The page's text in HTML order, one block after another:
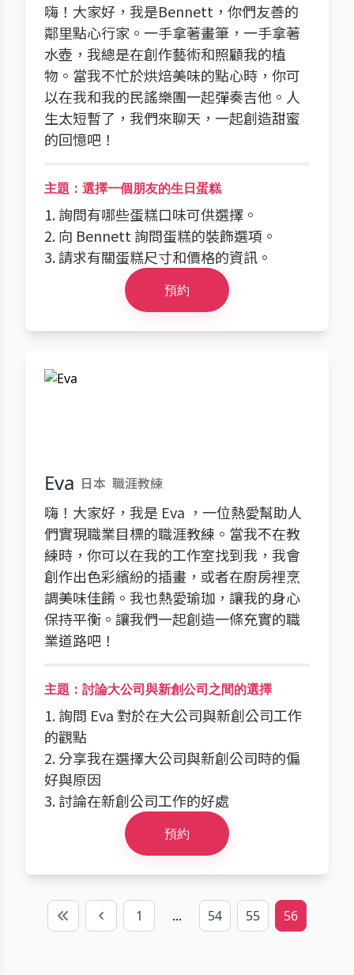
嗨！大家好，我是Bennett，你們友善的
鄰里點心行家。一手拿著畫筆，一手拿著
水壺，我總是在創作藝術和照顧我的植
物。當我不忙於烘焙美味的點心時，你可
以在我和我的民謠樂團一起彈奏吉他。人
生太短暫了，我們來聊天，一起創造甜蜜
的回憶吧！
主題：選擇一個朋友的生日蛋糕
1. 詢問有哪些蛋糕口味可供選擇。
2. 向 Bennett 詢問蛋糕的裝飾選項。
3. 請求有關蛋糕尺寸和價格的資訊。
預約
Eva 日本 職涯教練
嗨！大家好，我是 Eva ，一位熱愛幫助人
們實現職業目標的職涯教練。當我不在教
練時，你可以在我的工作室找到我，我會
創作出色彩繽紛的插畫，或者在廚房裡烹
調美味佳餚。我也熱愛瑜珈，讓我的身心
保持平衡。讓我們一起創造一條充實的職
業道路吧！
主題：討論大公司與新創公司之間的選擇
1. 詢問 Eva 對於在大公司與新創公司工作
的觀點
2. 分享我在選擇大公司與新創公司時的偏
好與原因
3. 討論在新創公司工作的好處
預約
First Previous
1 ... 54 55 56